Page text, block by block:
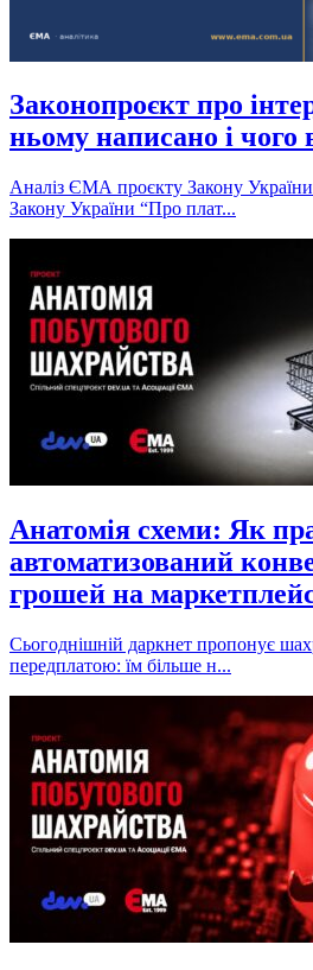
Законопроєкт про
ньому написано і чого
Аналіз ЄМА проєкту Закону
Закону України “Про плат...
Анатомія схеми: Як
автоматизований
грошей на
Сьогоднішній даркнет пропонує
передплатою: їм більше н...